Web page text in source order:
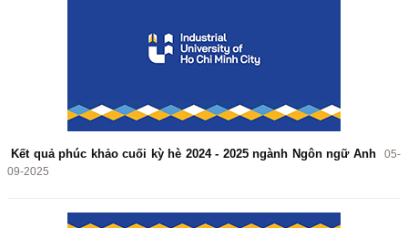
Kết quả phúc khảo cuối kỳ hè 2024 - 2025 ngành Ngôn ngữ Anh
05-
09-2025